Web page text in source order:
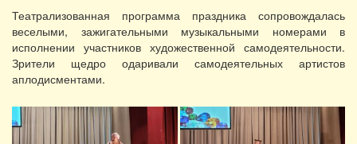
Театрализованная программа праздника сопровождалась
веселыми, зажигательными музыкальными номерами в
исполнении участников художественной самодеятельности.
Зрители щедро одаривали самодеятельных артистов
аплодисментами.